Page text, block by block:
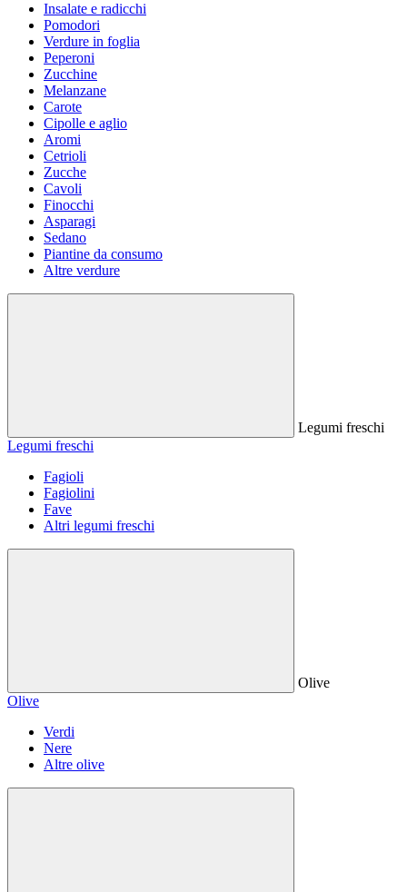
Insalate e radicchi
Pomodori
Verdure in foglia
Peperoni
Zucchine
Melanzane
Carote
Cipolle e aglio
Aromi
Cetrioli
Zucche
Cavoli
Finocchi
Asparagi
Sedano
Piantine da consumo
Altre verdure
Legumi freschi
Legumi freschi
Fagioli
Fagiolini
Fave
Altri legumi freschi
Olive
Olive
Verdi
Nere
Altre olive